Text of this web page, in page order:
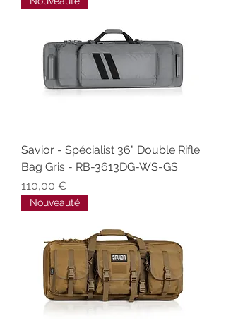
Savior - Spécialist 36" Double Rifle
Bag Gris - RB-3613DG-WS-GS
Prix
110,00 €
Nouveauté